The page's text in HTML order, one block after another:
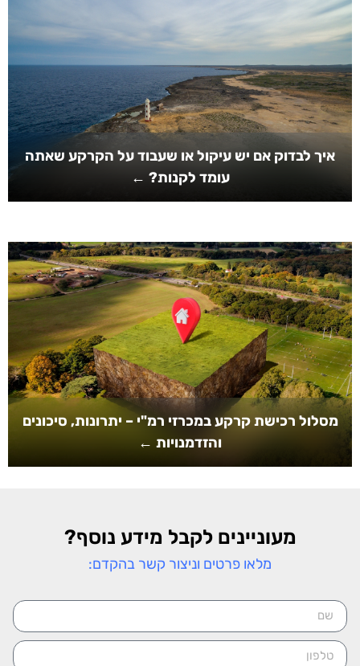
איך לבדוק אם יש עיקול או שעבוד על הקרקע שאתה
עומד לקנות? ←
מסלול רכישת קרקע במכרזי רמ"י – יתרונות, סיכונים
והזדמנויות ←
מעוניינים לקבל מידע נוסף?
מלאו פרטים וניצור קשר בהקדם: